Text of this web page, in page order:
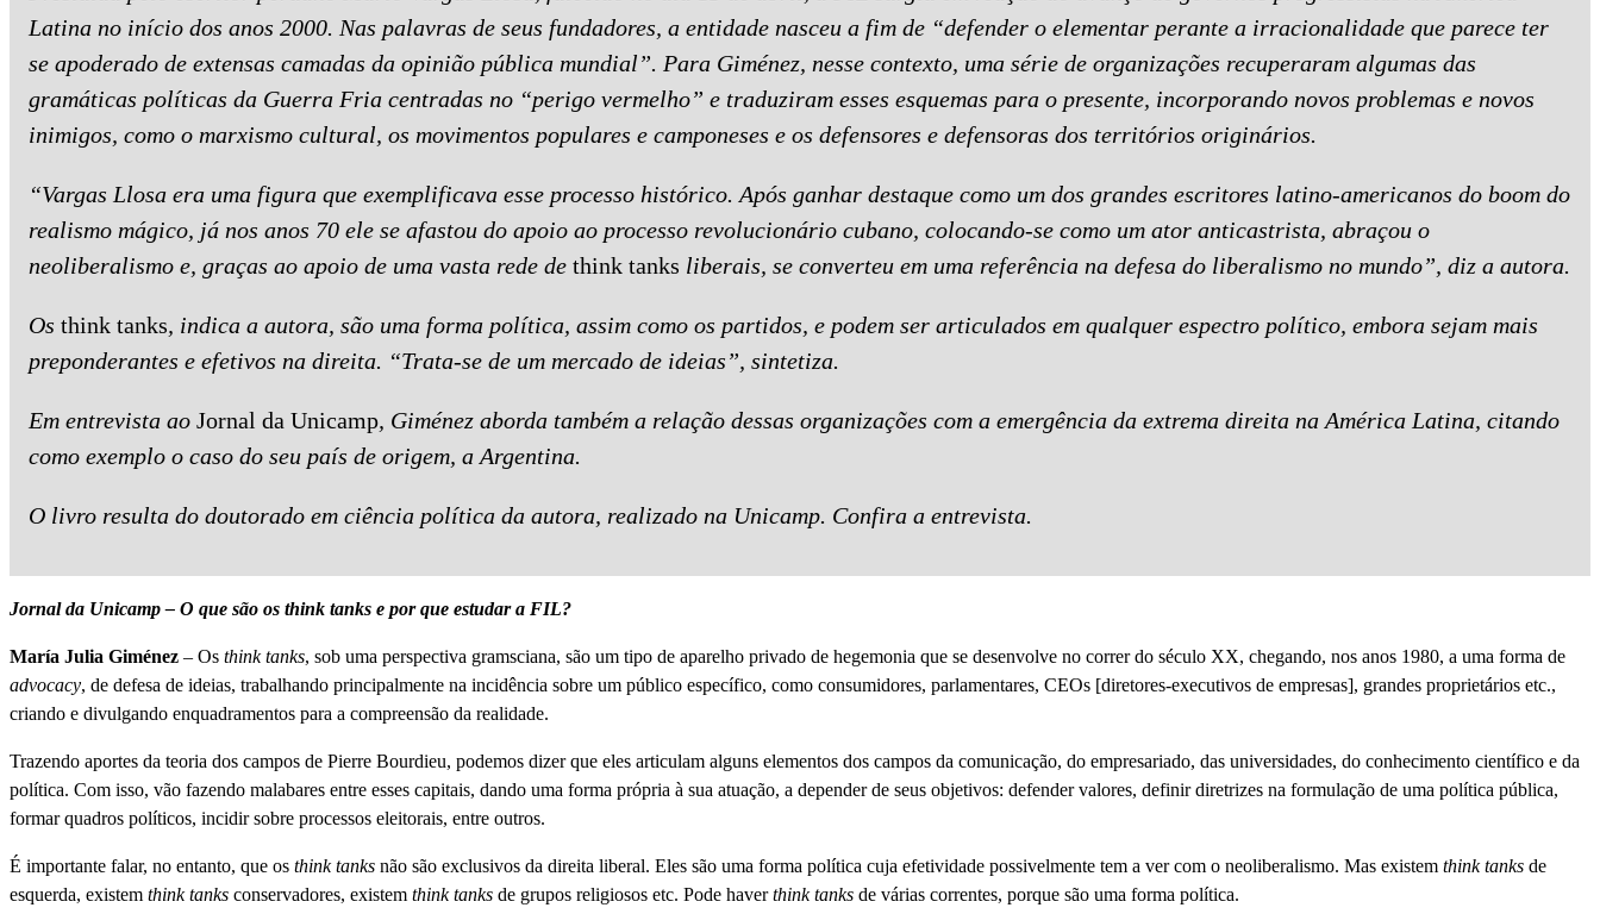
Latina no início dos anos 2000. Nas palavras de seus fundadores, a entidade nasceu a fim de “defender o elementar perante a irracionalidade que parece ter
se apoderado de extensas camadas da opinião pública mundial”. Para Giménez, nesse contexto, uma série de organizações recuperaram algumas das
gramáticas políticas da Guerra Fria centradas no “perigo vermelho” e traduziram esses esquemas para o presente, incorporando novos problemas e novos
inimigos, como o marxismo cultural, os movimentos populares e camponeses e os defensores e defensoras dos territórios originários.
“Vargas Llosa era uma figura que exemplificava esse processo histórico. Após ganhar destaque como um dos grandes escritores latino-americanos do boom do
realismo mágico, já nos anos 70 ele se afastou do apoio ao processo revolucionário cubano, colocando-se como um ator anticastrista, abraçou o
neoliberalismo e, graças ao apoio de uma vasta rede de think tanks liberais, se converteu em uma referência na defesa do liberalismo no mundo”, diz a autora.
Os think tanks, indica a autora, são uma forma política, assim como os partidos, e podem ser articulados em qualquer espectro político, embora sejam mais
preponderantes e efetivos na direita. “Trata-se de um mercado de ideias”, sintetiza.
Em entrevista ao Jornal da Unicamp, Giménez aborda também a relação dessas organizações com a emergência da extrema direita na América Latina, citando
como exemplo o caso do seu país de origem, a Argentina.
O livro resulta do doutorado em ciência política da autora, realizado na Unicamp. Confira a entrevista.
Jornal da Unicamp – O que são os think tanks e por que estudar a FIL?
María Julia Giménez – Os think tanks, sob uma perspectiva gramsciana, são um tipo de aparelho privado de hegemonia que se desenvolve no correr do século XX, chegando, nos anos 1980, a uma forma de
advocacy, de defesa de ideias, trabalhando principalmente na incidência sobre um público específico, como consumidores, parlamentares, CEOs [diretores-executivos de empresas], grandes proprietários etc.,
criando e divulgando enquadramentos para a compreensão da realidade.
Trazendo aportes da teoria dos campos de Pierre Bourdieu, podemos dizer que eles articulam alguns elementos dos campos da comunicação, do empresariado, das universidades, do conhecimento científico e da
política. Com isso, vão fazendo malabares entre esses capitais, dando uma forma própria à sua atuação, a depender de seus objetivos: defender valores, definir diretrizes na formulação de uma política pública,
formar quadros políticos, incidir sobre processos eleitorais, entre outros.
É importante falar, no entanto, que os think tanks não são exclusivos da direita liberal. Eles são uma forma política cuja efetividade possivelmente tem a ver com o neoliberalismo. Mas existem think tanks de
esquerda, existem think tanks conservadores, existem think tanks de grupos religiosos etc. Pode haverthink tanks de várias correntes, porque são uma forma política.